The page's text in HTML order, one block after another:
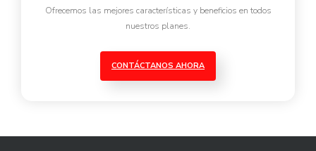
Ofrecemos las mejores características y beneficios en todos
nuestros planes.
CONTÁCTANOS AHORA